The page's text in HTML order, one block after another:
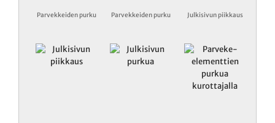
Parvekkeiden purku Parvekkeiden purku Julkisivun piikkaus